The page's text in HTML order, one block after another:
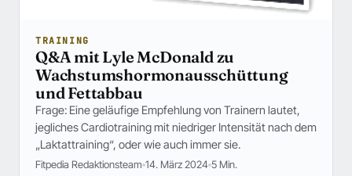
TRAINING
Q&A mit Lyle McDonald zu
Wachstumshormonausschüttung
und Fettabbau
Frage: Eine geläufige Empfehlung von Trainern lautet,
jegliches Cardiotraining mit niedriger Intensität nach dem
„Laktattraining“, oder wie auch immer sie.
Fitpedia Redaktionsteam 14. März 2024 5 Min.